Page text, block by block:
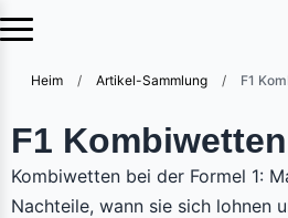
Heim / Artikel-Sammlung / F1
F1 Kombiwetten
Kombiwetten bei der Formel 1:
Nachteile, wann sie sich lohnen